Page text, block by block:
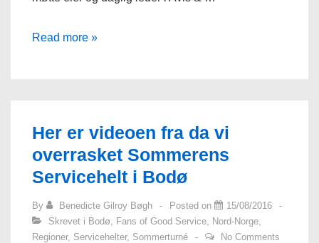
Avis
Read more »
Her er videoen fra da vi
overrasket Sommerens
Servicehelt i Bodø
By Benedicte Gilroy Bøgh Posted on
15/08/2016
Skrevet i Bodø, Fans of Good Service, Nord-Norge,
Regioner, Servicehelter, Sommerturné No Comments